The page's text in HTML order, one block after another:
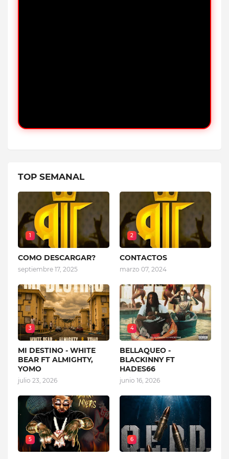
TOP SEMANAL
1
COMO DESCARGAR?
septiembre 17, 2025
2
CONTACTOS
marzo 07, 2024
3
MI DESTINO - WHITE
BEAR FT ALMIGHTY,
YOMO
julio 23, 2026
4
BELLAQUEO -
BLACKINNY FT
HADES66
junio 16, 2026
5 6